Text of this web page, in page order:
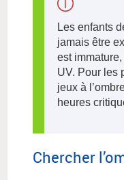
Les enfants
jamais être
est
UV. Pour les
jeux à
heures
Chercher